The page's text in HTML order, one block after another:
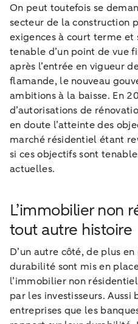
On peut toutefois se
secteur de la construction
exigences à court terme
tenable d’un point de vue
après l’entrée en vigueur
flamande, le nouveau
ambitions à la baisse. En
d’autorisations de
en doute l’atteinte des
marché résidentiel étant
si ces objectifs sont
actuelles.
L’immobilier non
tout autre histoire
D’un autre côté, de plus
durabilité sont mis en
l’immobilier non
par les investisseurs. Aussi
entreprises que les